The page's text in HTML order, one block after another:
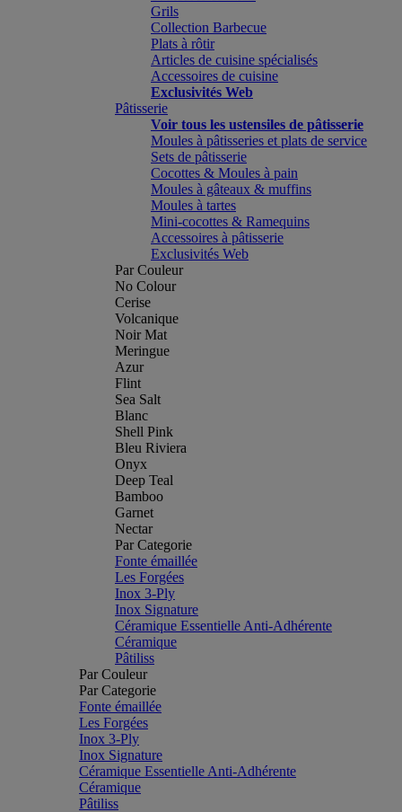
Grils
Collection Barbecue
Plats à rôtir
Articles de cuisine spécialisés
Accessoires de cuisine
Exclusivités Web
Pâtisserie
Voir tous les ustensiles de pâtisserie
Moules à pâtisseries et plats de service
Sets de pâtisserie
Cocottes & Moules à pain
Moules à gâteaux & muffins
Moules à tartes
Mini-cocottes & Ramequins
Accessoires à pâtisserie
Exclusivités Web
Par Couleur
No Colour
Cerise
Volcanique
Noir Mat
Meringue
Azur
Flint
Sea Salt
Blanc
Shell Pink
Bleu Riviera
Onyx
Deep Teal
Bamboo
Garnet
Nectar
Par Categorie
Fonte émaillée
Les Forgées
Inox 3-Ply
Inox Signature
Céramique Essentielle Anti-Adhérente
Céramique
Pâtiliss
Par Couleur
Par Categorie
Fonte émaillée
Les Forgées
Inox 3-Ply
Inox Signature
Céramique Essentielle Anti-Adhérente
Céramique
Pâtiliss